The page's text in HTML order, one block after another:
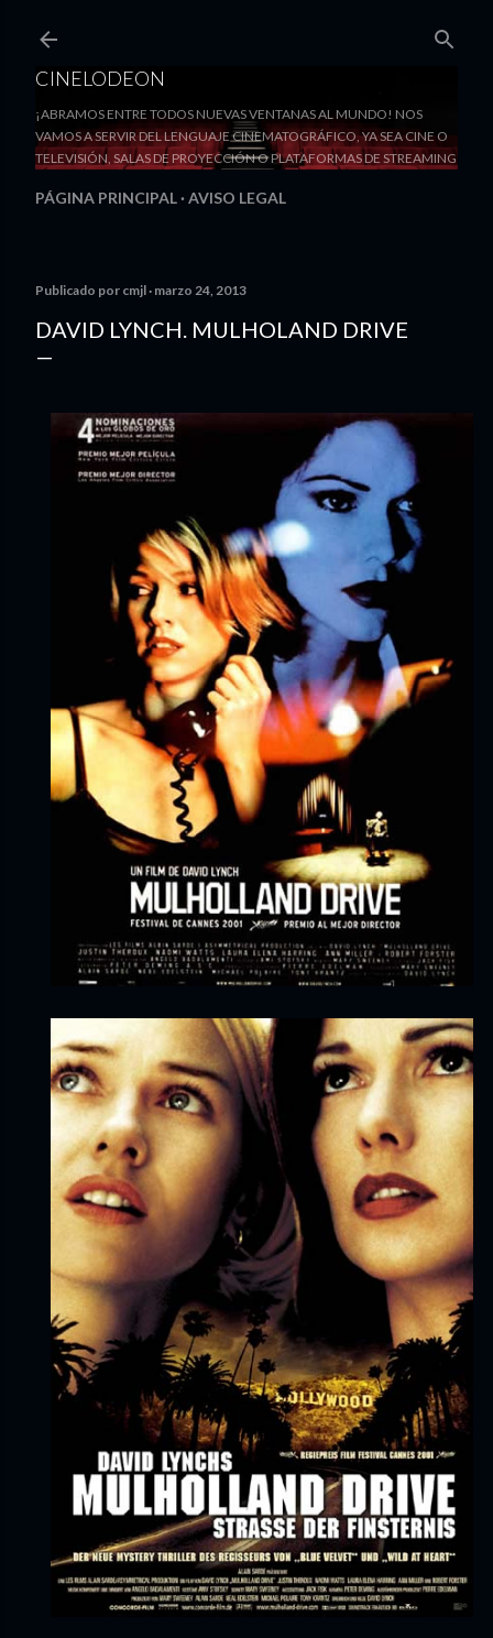
CINELODEON
¡ABRAMOS ENTRE TODOS NUEVAS VENTANAS AL MUNDO! NOS
VAMOS A SERVIR DEL LENGUAJE CINEMATOGRÁFICO, YA SEA CINE O
TELEVISIÓN, SALAS DE PROYECCIÓN O PLATAFORMAS DE STREAMING
PÁGINA PRINCIPAL AVISO LEGAL
Publicado por cmjl marzo 24, 2013
DAVID LYNCH. MULHOLAND DRIVE